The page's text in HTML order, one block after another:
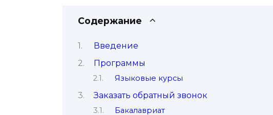
Содержание
Введение
Программы
Языковые курсы
Заказать обратный звонок
Бакалавриат